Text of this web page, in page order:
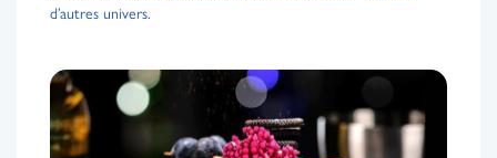
d’autres univers.